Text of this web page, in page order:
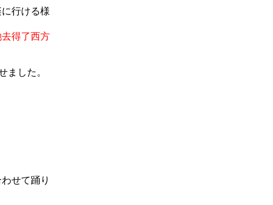
行ける様
得了西方
ました。
せて踊り